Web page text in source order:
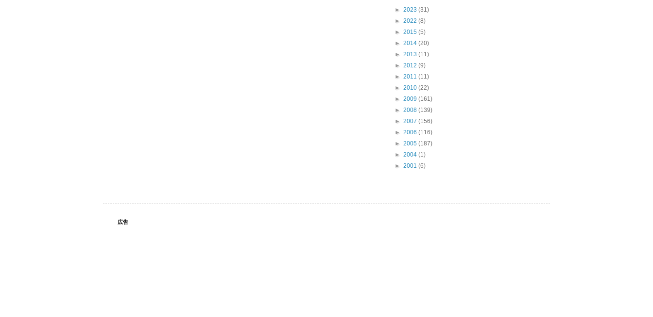
► 2023 (31)
► 2022 (8)
► 2015 (5)
► 2014 (20)
► 2013 (11)
► 2012 (9)
► 2011 (11)
► 2010 (22)
► 2009 (161)
► 2008 (139)
► 2007 (156)
► 2006 (116)
► 2005 (187)
► 2004 (1)
► 2001 (6)
広告